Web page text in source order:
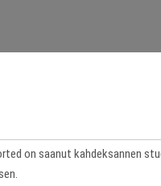
on saanut kahdeksannen